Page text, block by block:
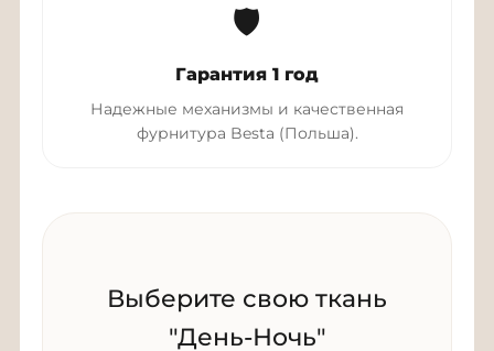
🛡
Гарантия 1 год
Надежные механизмы и качественная
фурнитура Besta (Польша).
Выберите свою ткань
"День-Ночь"